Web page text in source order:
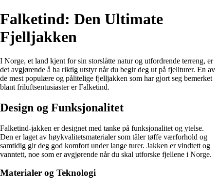
Falketind: Den Ultimate
Fjelljakken
I Norge, et land kjent for sin storslåtte natur og utfordrende terreng, er
det avgjørende å ha riktig utstyr når du begir deg ut på fjellturer. En av
de mest populære og pålitelige fjelljakken som har gjort seg bemerket
blant friluftsentusiaster er Falketind.
Design og Funksjonalitet
Falketind-jakken er designet med tanke på funksjonalitet og ytelse.
Den er laget av høykvalitetsmaterialer som tåler tøffe værforhold og
samtidig gir deg god komfort under lange turer. Jakken er vindtett og
vanntett, noe som er avgjørende når du skal utforske fjellene i Norge.
Materialer og Teknologi